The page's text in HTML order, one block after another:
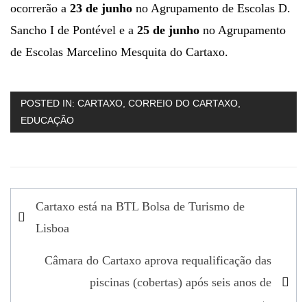
ocorrerão a 23 de junho no Agrupamento de Escolas D.
Sancho I de Pontével e a 25 de junho no Agrupamento
de Escolas Marcelino Mesquita do Cartaxo.
POSTED IN: CARTAXO CORREIO DO CARTAXO
EDUCAÇÃO
Navegação
de
Cartaxo está na BTL Bolsa de Turismo de
Lisboa
Câmara do Cartaxo aprova requalificação das
piscinas (cobertas) após seis anos de